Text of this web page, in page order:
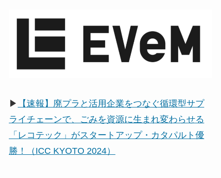
▶
【速報】廃プラと活用企業をつなぐ循環型サプ
ライチェーンで、ごみを資源に生まれ変わらせる
「レコテック」がスタートアップ・カタパルト優
勝！（ICC KYOTO 2024）